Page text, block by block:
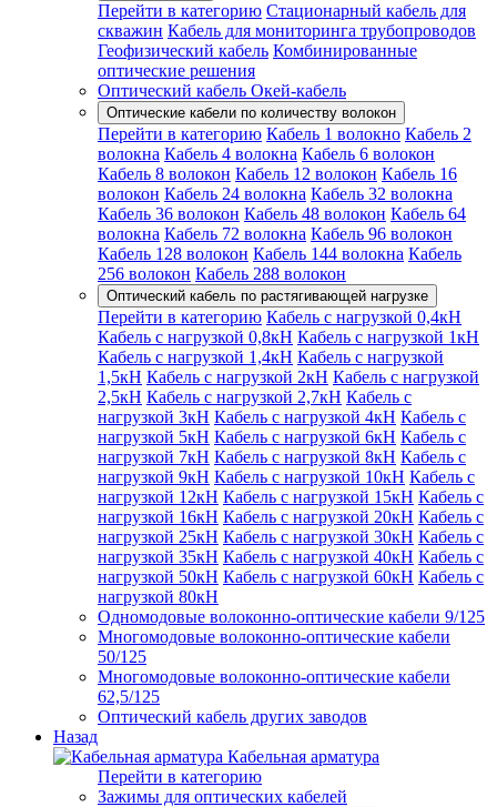
Перейти в категорию Стационарный кабель для
скважин Кабель для мониторинга трубопроводов
Геофизический кабель Комбинированные
оптические решения
Оптический кабель Окей-кабель
Оптические кабели по количеству волокон
Перейти в категорию Кабель 1 волокно Кабель 2
волокна Кабель 4 волокна Кабель 6 волокон
Кабель 8 волокон Кабель 12 волокон Кабель 16
волокон Кабель 24 волокна Кабель 32 волокна
Кабель 36 волокон Кабель 48 волокон Кабель 64
волокна Кабель 72 волокна Кабель 96 волокон
Кабель 128 волокон Кабель 144 волокна Кабель
256 волокон Кабель 288 волокон
Оптический кабель по растягивающей нагрузке
Перейти в категорию Кабель с нагрузкой 0,4кН
Кабель с нагрузкой 0,8кН Кабель с нагрузкой 1кН
Кабель с нагрузкой 1,4кН Кабель с нагрузкой
1,5кН Кабель с нагрузкой 2кН Кабель с нагрузкой
2,5кН Кабель с нагрузкой 2,7кН Кабель с
нагрузкой 3кН Кабель с нагрузкой 4кН Кабель с
нагрузкой 5кН Кабель с нагрузкой 6кН Кабель с
нагрузкой 7кН Кабель с нагрузкой 8кН Кабель с
нагрузкой 9кН Кабель с нагрузкой 10кН Кабель с
нагрузкой 12кН Кабель с нагрузкой 15кН Кабель с
нагрузкой 16кН Кабель с нагрузкой 20кН Кабель с
нагрузкой 25кН Кабель с нагрузкой 30кН Кабель с
нагрузкой 35кН Кабель с нагрузкой 40кН Кабель с
нагрузкой 50кН Кабель с нагрузкой 60кН Кабель с
нагрузкой 80кН
Одномодовые волоконно-оптические кабели 9/125
Многомодовые волоконно-оптические кабели
50/125
Многомодовые волоконно-оптические кабели
62,5/125
Оптический кабель других заводов
Назад
Кабельная арматура
Перейти в категорию
Зажимы для оптических кабелей